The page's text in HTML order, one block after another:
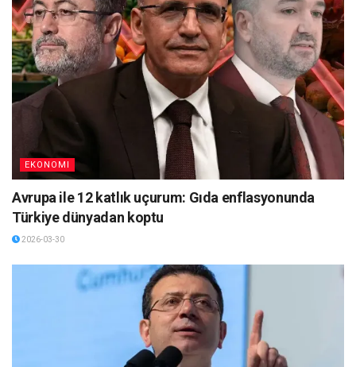
EKONOMI
Avrupa ile 12 katlık uçurum: Gıda enflasyonunda
Türkiye dünyadan koptu
2026-03-30